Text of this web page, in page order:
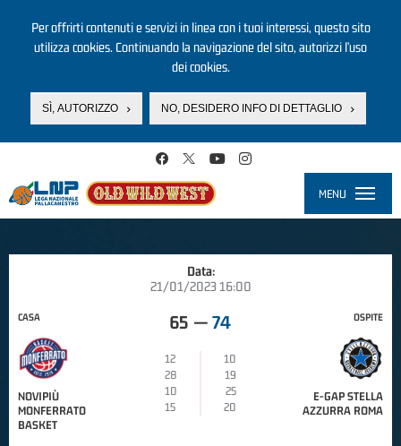
Per offrirti contenuti e servizi in linea con i tuoi interessi, questo sito
utilizza cookies. Continuando la navigazione del sito, autorizzi l’uso
dei cookies.
SÌ, AUTORIZZO NO, DESIDERO INFO DI DETTAGLIO
MENU
Data:
21/01/2023 16:00
CASA
NOVIPIÙ
MONFERRATO
BASKET
65 — 74
12
10
28
19
10
25
15
20
OSPITE
E-GAP STELLA
AZZURRA ROMA